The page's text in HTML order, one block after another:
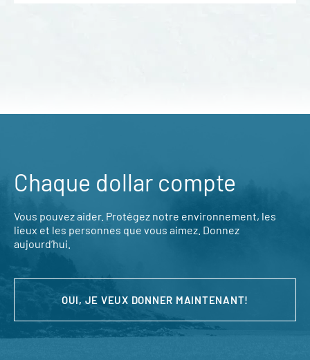
Chaque dollar compte
Vous pouvez aider. Protégez notre environnement, les
lieux et les personnes que vous aimez. Donnez
aujourd’hui.
OUI, JE VEUX DONNER MAINTENANT!